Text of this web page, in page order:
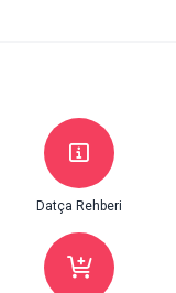
Datça Rehberi